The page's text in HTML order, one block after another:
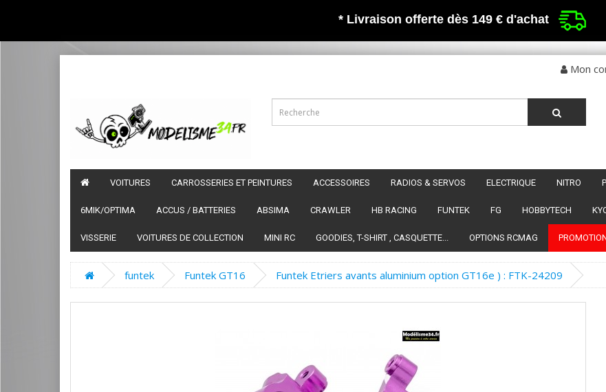
* Livraison offerte dès 149 € d'achat
Mon
VOITURES CARROSSERIES ET PEINTURES ACCESSOIRES RADIOS & SERVOS ELECTRIQUE NITRO
6MIK/OPTIMA ACCUS / BATTERIES ABSIMA CRAWLER HB RACING FUNTEK FG HOBBYTECH
VISSERIE VOITURES DE COLLECTION MINI RC GOODIES, T-SHIRT , CASQUETTE... OPTIONS RCMAG
funtek Funtek GT16 Funtek Etriers avants aluminium option GT16e ) : FTK-24209